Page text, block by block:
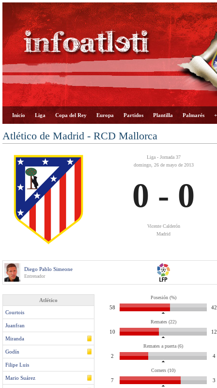
Inicio Liga Copa del Rey Europa Partidos Plantilla Palmarés
Atlético de Madrid - RCD Mallorca
Liga - Jornada 37
domingo, 26 de mayo de 2013
0 - 0
Vicente Calderón
Madrid
Diego Pablo Simeone
Entrenador
Atlético
Courtois
Juanfran
Miranda
Godín
Filipe Luis
Mario Suárez
Posesión (%)
58 42
Remates (22)
10 12
Remates a puerta (6)
2 4
Corners (10)
7 3